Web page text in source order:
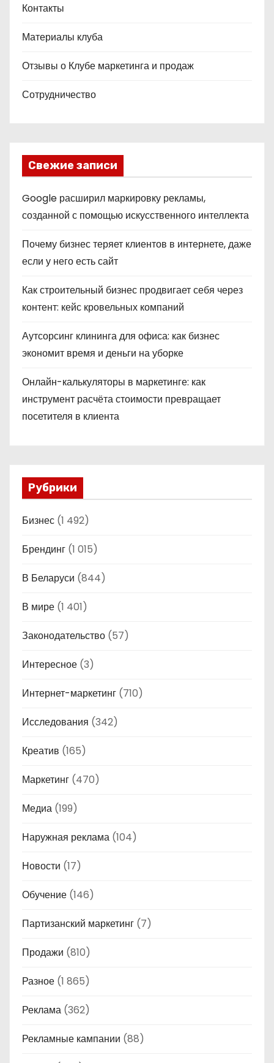
Контакты
Материалы клуба
Отзывы о Клубе маркетинга и продаж
Сотрудничество
Свежие записи
Google расширил маркировку рекламы,
созданной с помощью искусственного интеллекта
Почему бизнес теряет клиентов в интернете, даже
если у него есть сайт
Как строительный бизнес продвигает себя через
контент: кейс кровельных компаний
Аутсорсинг клининга для офиса: как бизнес
экономит время и деньги на уборке
Онлайн-калькуляторы в маркетинге: как
инструмент расчёта стоимости превращает
посетителя в клиента
Рубрики
Бизнес (1 492)
Брендинг (1 015)
В Беларуси (844)
В мире (1 401)
Законодательство (57)
Интересное (3)
Интернет-маркетинг (710)
Исследования (342)
Креатив (165)
Маркетинг (470)
Медиа (199)
Наружная реклама (104)
Новости (17)
Обучение (146)
Партизанский маркетинг (7)
Продажи (810)
Разное (1 865)
Реклама (362)
Рекламные кампании (88)